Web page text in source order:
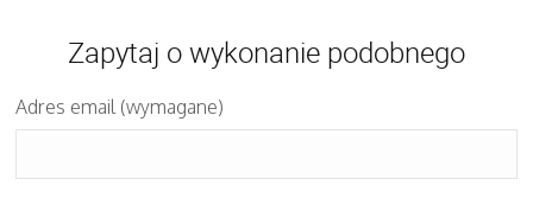
Zapytaj o wykonanie podobnego
Adres email (wymagane)